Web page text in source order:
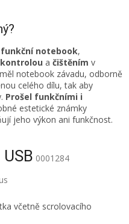
funkční notebook,
a čištěním v
notebook závadu, odborně
celého dílu, tak aby
Prošel funkčními i
estetické známky
jeho výkon ani funkčnost.
0001284
včetně scrolovacího